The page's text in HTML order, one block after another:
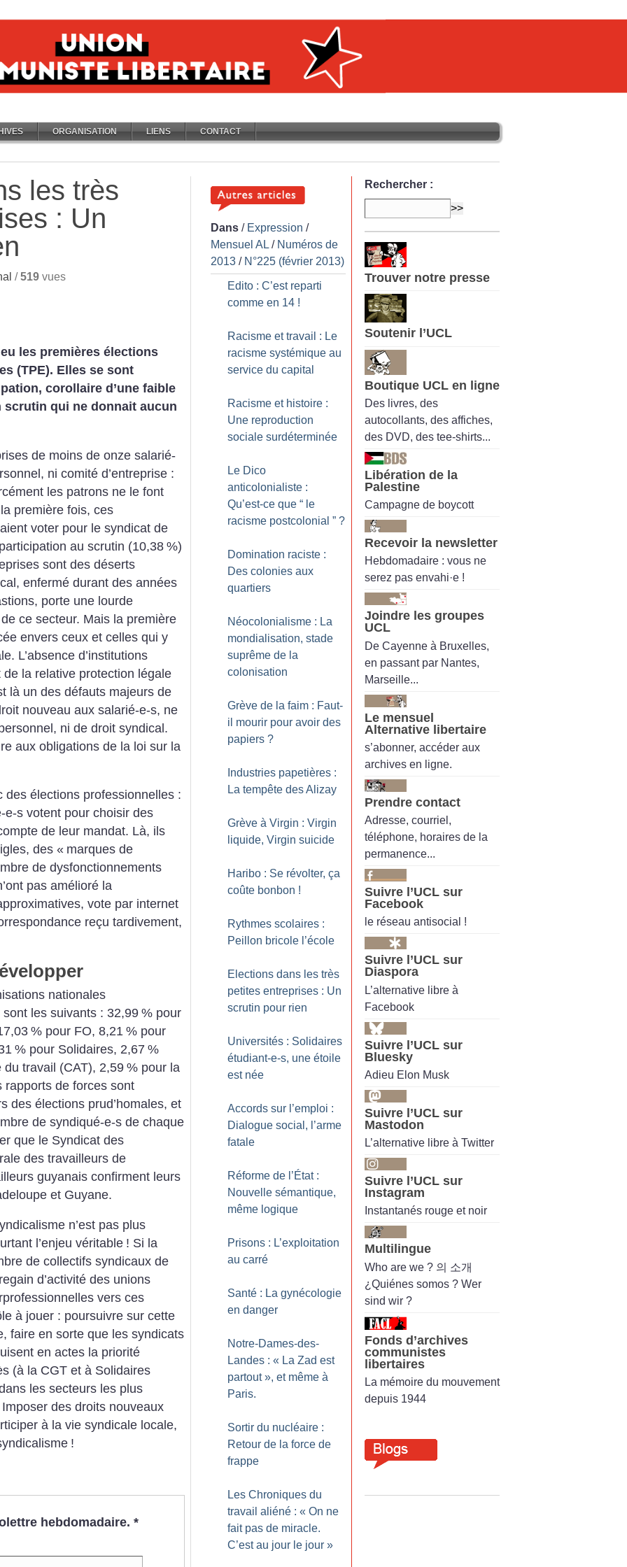
ORGANISATION LIENS CONTACT
les très
: Un
/519 vues
les premières élections
(TPE). Elles se sont
corollaire d’une faible
scrutin qui ne donnait aucun
de moins de onze salarié-
ni comité d’entreprise :
les patrons ne le font
première fois, ces
voter pour le syndicat de
au scrutin (10,38 %)
sont des déserts
enfermé durant des années
porte une lourde
ce secteur. Mais la première
envers ceux et celles qui y
L’absence d’institutions
la relative protection légale
là un des défauts majeurs de
nouveau aux salarié-e-s, ne
ni de droit syndical.
aux obligations de la loi sur la
élections professionnelles :
s votent pour choisir des
de leur mandat. Là, ils
des « marques de
de dysfonctionnements
pas amélioré la
vote par internet
reçu tardivement,
nationales
les suivants : 32,99 % pour
% pour FO, 8,21 % pour
% pour Solidaires, 2,67 %
travail (CAT), 2,59 % pour la
rapports de forces sont
des élections prud’homales, et
de syndiqué-e-s de chaque
que le Syndicat des
des travailleurs de
guyanais confirment leurs
et Guyane.
n’est pas plus
l’enjeu véritable ! Si la
de collectifs syndicaux de
d’activité des unions
vers ces
à jouer : poursuivre sur cette
faire en sorte que les syndicats
en actes la priorité
(à la CGT et à Solidaires
les secteurs les plus
des droits nouveaux
à la vie syndicale locale,
!
hebdomadaire. *
Dans / Expression /
Mensuel AL / Numéros de
2013 / N°225 (février 2013)
Edito : C’est reparti
comme en 14 !
Racisme et travail : Le
racisme systémique au
service du capital
Racisme et histoire :
Une reproduction
sociale surdéterminée
Le Dico
anticolonialiste :
Qu’est-ce que “ le
racisme postcolonial ” ?
Domination raciste :
Des colonies aux
quartiers
Néocolonialisme : La
mondialisation, stade
suprême de la
colonisation
Grève de la faim : Faut-
il mourir pour avoir des
papiers ?
Industries papetières :
La tempête des Alizay
Grève à Virgin : Virgin
liquide, Virgin suicide
Haribo : Se révolter, ça
coûte bonbon !
Rythmes scolaires :
Peillon bricole l’école
Elections dans les très
petites entreprises : Un
scrutin pour rien
Universités : Solidaires
étudiant-e-s, une étoile
est née
Accords sur l’emploi :
Dialogue social, l’arme
fatale
Réforme de l’État :
Nouvelle sémantique,
même logique
Prisons : L’exploitation
au carré
Santé : La gynécologie
en danger
Notre-Dames-des-
Landes : « La Zad est
partout », et même à
Paris.
Sortir du nucléaire :
Retour de la force de
frappe
Les Chroniques du
travail aliéné : « On ne
fait pas de miracle.
C’est au jour le jour »
Rechercher :
Trouver notre presse
Soutenir l’UCL
Boutique UCL en ligne
Des livres, des
autocollants, des affiches,
des DVD, des tee-shirts...
Libération de la
Palestine
Campagne de boycott
Recevoir la newsletter
Hebdomadaire : vous ne
serez pas envahi·e !
Joindre les groupes
UCL
De Cayenne à Bruxelles,
en passant par Nantes,
Marseille...
Le mensuel
Alternative libertaire
s’abonner, accéder aux
archives en ligne.
Prendre contact
Adresse, courriel,
téléphone, horaires de la
permanence...
Suivre l’UCL sur
Facebook
le réseau antisocial !
Suivre l’UCL sur
Diaspora
L’alternative libre à
Facebook
Suivre l’UCL sur
Bluesky
Adieu Elon Musk
Suivre l’UCL sur
Mastodon
L’alternative libre à Twitter
Suivre l’UCL sur
Instagram
Instantanés rouge et noir
Multilingue
Who are we ? 의 소개
¿Quiénes somos ? Wer
sind wir ?
Fonds d’archives
communistes
libertaires
La mémoire du mouvement
depuis 1944